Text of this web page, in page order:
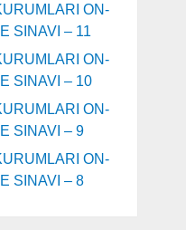
ON-
SINAVI – 11
ON-
SINAVI – 10
ON-
SINAVI – 9
ON-
SINAVI – 8